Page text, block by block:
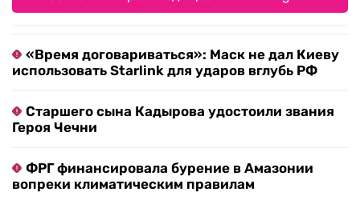
«Время договариваться»: Маск не дал Киеву
использовать Starlink для ударов вглубь РФ
Старшего сына Кадырова удостоили звания
Героя Чечни
ФРГ финансировала бурение в Амазонии
вопреки климатическим правилам